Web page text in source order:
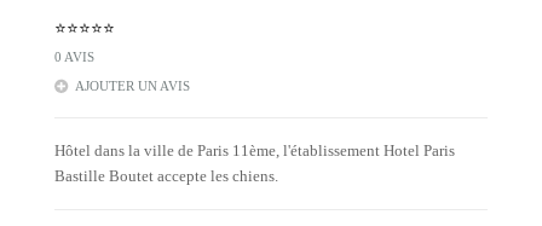
⭐⭐⭐⭐⭐
0 AVIS
AJOUTER UN AVIS
Hôtel dans la ville de Paris 11ème, l'établissement Hotel Paris
Bastille Boutet accepte les chiens.